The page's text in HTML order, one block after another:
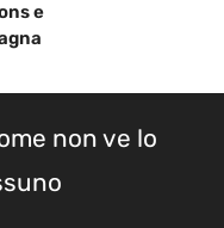
e
non ve lo